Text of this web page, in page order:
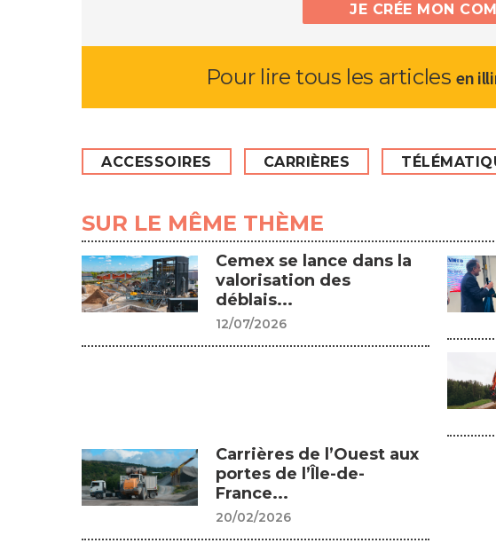
JE CRÉE MON
Pour lire tous les articlesen
ACCESSOIRES CARRIÈRES
SUR LE MÊME THÈME
Cemex se lance dans la
valorisation des
déblais...
12/07/2026
Carrières de l’Ouest aux
portes de l’Île-de-
France...
20/02/2026